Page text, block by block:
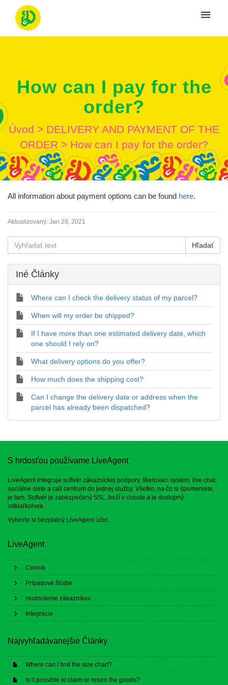
Prihlásenie
How can I pay for the
order?
Úvod > DELIVERY AND PAYMENT OF THE
ORDER > How can I pay for the order?
All information about payment options can be found here.
Aktualizovaný: Jan 29, 2021
Iné Články
Where can I check the delivery status of my parcel?
When will my order be shipped?
If I have more than one estimated delivery date, which
one should I rely on?
What delivery options do you offer?
How much does the shipping cost?
Can I change the delivery date or address when the
parcel has already been dispatched?
S hrdosťou používame LiveAgent
LiveAgent integruje softvér zákazníckej podpory, tiketovací systém, live chat,
sociálne siete a call centrum do jednej služby. Všetko, na čo si spomeniete,
je tam. Softvér je zabezpečený SSL, beží v cloude a je dostupný
odkiaľkoľvek.
Vytvorte si bezplatný LiveAgent účet.
LiveAgent
Cenník
Prípadové štúdie
Hodnotenie zákazníkov
Integrácie
Najvyhľadávanejšie Články
Where can I find the size chart?
Is it possible to claim or return the goods?